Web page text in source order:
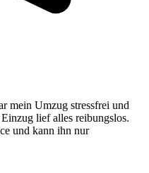
mein Umzug stressfrei und
lief alles reibungslos.
und kann ihn nur